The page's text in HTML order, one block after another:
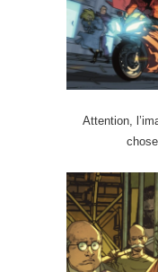
Attention,